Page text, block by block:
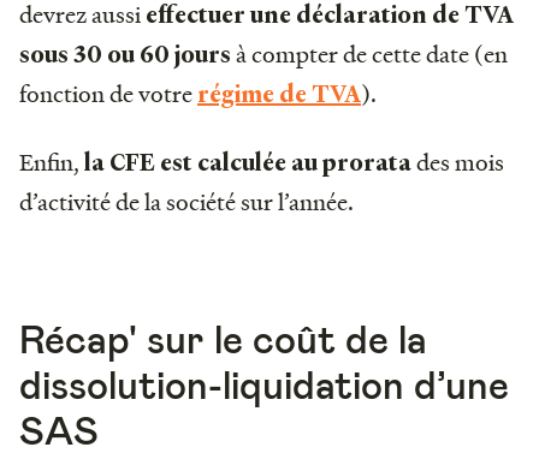
devrez aussi effectuer une déclaration de TVA
sous 30 ou 60 jours à compter de cette date (en
fonction de votre régime de TVA).
Enfin, la CFE est calculée au proratades mois
d’activité de la société sur l’année.
Récap' sur le coût de la
dissolution-liquidation d’une
SAS